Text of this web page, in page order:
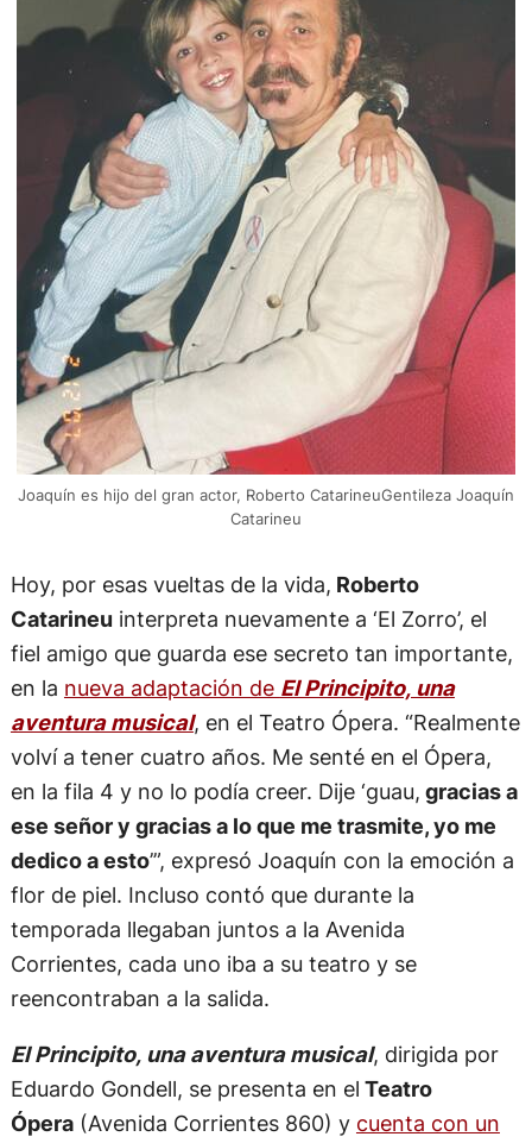
Joaquín es hijo del gran actor, Roberto CatarineuGentileza Joaquín
Catarineu
Hoy, por esas vueltas de la vida, Roberto
Catarineuinterpreta nuevamente a ‘El Zorro’, el
fiel amigo que guarda ese secreto tan importante,
en la nueva adaptación de El Principito, una
aventura musical, en el Teatro Ópera. “Realmente
volví a tener cuatro años. Me senté en el Ópera,
en la fila 4 y no lo podía creer. Dije ‘guau, gracias a
ese señor y gracias a lo que me trasmite, yo me
dedico a esto’”, expresó Joaquín con la emoción a
flor de piel. Incluso contó que durante la
temporada llegaban juntos a la Avenida
Corrientes, cada uno iba a su teatro y se
reencontraban a la salida.
El Principito, una aventura musical, dirigida por
Eduardo Gondell, se presenta en el Teatro
Ópera(Avenida Corrientes 860) y cuenta con un